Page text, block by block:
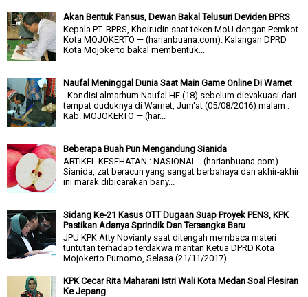
Akan Bentuk Pansus, Dewan Bakal Telusuri Deviden BPRS
Kepala PT. BPRS, Khoirudin saat teken MoU dengan Pemkot.
Kota MOJOKERTO — (harianbuana.com). Kalangan DPRD
Kota Mojokerto bakal membentuk...
Naufal Meninggal Dunia Saat Main Game Online Di Warnet
Kondisi almarhum Naufal HF (18) sebelum dievakuasi dari
tempat duduknya di Warnet, Jum'at (05/08/2016) malam .
Kab. MOJOKERTO — (har...
Beberapa Buah Pun Mengandung Sianida
ARTIKEL KESEHATAN : NASIONAL - (harianbuana.com).
Sianida, zat beracun yang sangat berbahaya dan akhir-akhir
ini marak dibicarakan bany...
Sidang Ke-21 Kasus OTT Dugaan Suap Proyek PENS, KPK
Pastikan Adanya Sprindik Dan Tersangka Baru
JPU KPK Atty Novianty saat ditengah membaca materi
tuntutan terhadap terdakwa mantan Ketua DPRD Kota
Mojokerto Purnomo, Selasa (21/11/2017) ...
KPK Cecar Rita Maharani Istri Wali Kota Medan Soal Plesiran
Ke Jepang